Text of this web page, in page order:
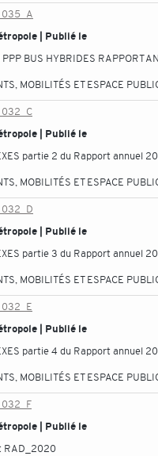
| Publié le
BUS HYBRIDES RAPPORT
MOBILITÉS ET ESPACE
| Publié le
partie 2 du Rapport annuel
MOBILITÉS ET ESPACE
| Publié le
partie 3 du Rapport annuel
MOBILITÉS ET ESPACE
| Publié le
partie 4 du Rapport annuel
MOBILITÉS ET ESPACE
| Publié le
RAD_2020